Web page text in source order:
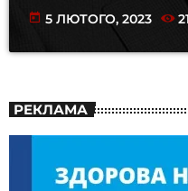
today 5 ЛЮТОГО, 2023
РЕКЛАМА